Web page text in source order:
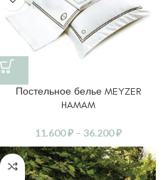
Постельное белье MEYZER
HAMAM
11.600₽ – 36.200₽